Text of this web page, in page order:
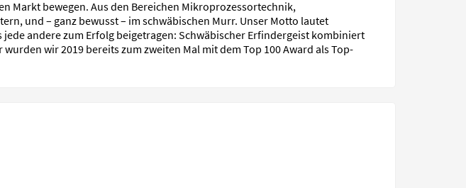
Markt bewegen. Aus den Bereichen Mikroprozessortechnik,
und – ganz bewusst – im schwäbischen Murr. Unser Motto lautet
andere zum Erfolg beigetragen: Schwäbischer Erfindergeist kombiniert
wir 2019 bereits zum zweiten Mal mit dem Top 100 Award als Top-